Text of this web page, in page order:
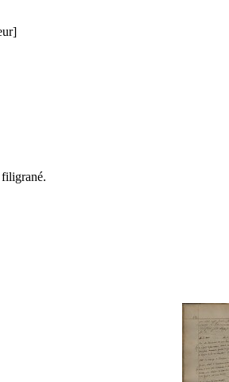
filigrané.